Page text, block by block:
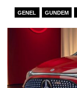
GENEL GUNDEM